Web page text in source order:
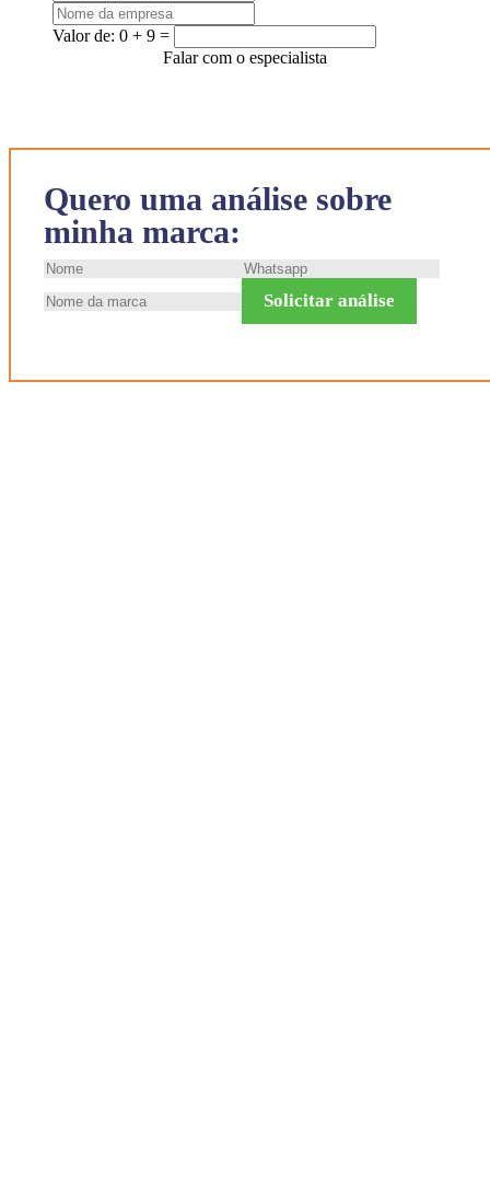
Quero uma análise sobre
minha marca:
Solicitar análise
Valor de: 0 + 9 =
Falar com o especialista